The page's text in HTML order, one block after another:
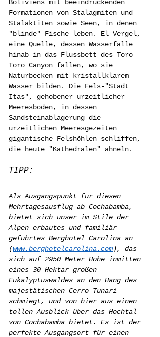
Boliviens mit beeindruckenden
Formationen von Stalagmiten und
Stalaktiten sowie Seen, in denen
"blinde" Fische leben. El Vergel,
eine Quelle, dessen Wasserfälle
hinab in das Flussbett des Toro
Toro Canyon fallen, wo sie
Naturbecken mit kristallklarem
Wasser bilden. Die Fels-"Stadt
Itas", gehobener urzeitlicher
Meeresboden, in dessen
Sandsteinablagerung die
urzeitlichen Meeresgezeiten
gigantische Felshöhlen schliffen,
die heute "Kathedralen" ähneln.
TIPP:
Als Ausgangspunkt für diesen
Mehrtagesausflug ab Cochabamba,
bietet sich unser im Stile der
Alpen erbautes und familiär
geführtes Berghotel Carolina an
(www.berghotelcarolina.com), das
sich auf 2950 Meter Höhe inmitten
eines 30 Hektar großen
Eukalyptuswaldes an den Hang des
majestätischen Cerro Tunari
schmiegt, und von hier aus einen
tollen Ausblick über das Hochtal
von Cochabamba bietet. Es ist der
perfekte Ausgangsort für einen